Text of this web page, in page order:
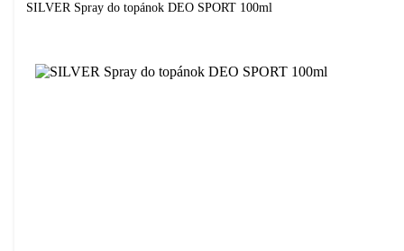
SILVER Spray do topánok DEO SPORT 100ml